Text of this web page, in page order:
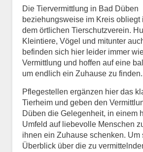
Die Tiervermittlung in Bad Düben
beziehungsweise im Kreis obliegt
dem örtlichen Tierschutzverein.
Kleintiere, Vögel und mitunter
befinden sich hier leider immer
Vermittlung und hoffen auf eine
um endlich ein Zuhause zu finden.
Pflegestellen ergänzen hier das
Tierheim und geben den
Düben die Gelegenheit, in einem
Umfeld auf liebevolle Menschen
ihnen ein Zuhause schenken. Um
Überblick über die zu